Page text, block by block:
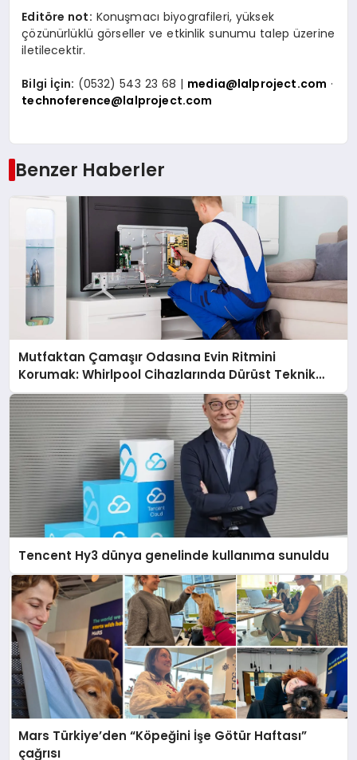
Editöre not: Konuşmacı biyografileri, yüksek
çözünürlüklü görseller ve etkinlik sunumu talep üzerine
iletilecektir.
Bilgi İçin: (0532) 543 23 68 | media@lalproject.com ·
technoference@lalproject.com
Benzer Haberler
Mutfaktan Çamaşır Odasına Evin Ritmini
Korumak: Whirlpool Cihazlarında Dürüst Teknik
Destek Deneyimi
Tencent Hy3 dünya genelinde kullanıma sunuldu
Mars Türkiye’den “Köpeğini İşe Götür Haftası”
çağrısı